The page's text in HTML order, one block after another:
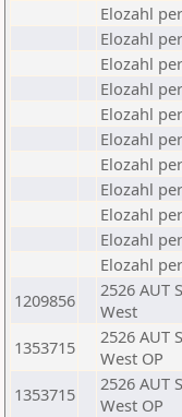
Elozahl
Elozahl
Elozahl
Elozahl
Elozahl
Elozahl
Elozahl
Elozahl
Elozahl
Elozahl
Elozahl
1209856
2526 AUT
West
1353715
2526 AUT
West OP
1353715
2526 AUT
West OP